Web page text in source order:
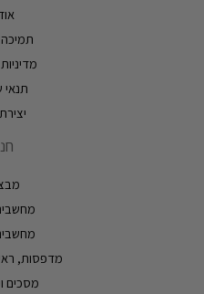
תנאי
מדפסות,
מסכים